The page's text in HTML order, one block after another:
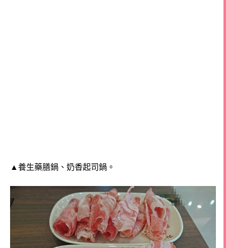
▲ 養生藥膳鍋、奶香起司鍋。